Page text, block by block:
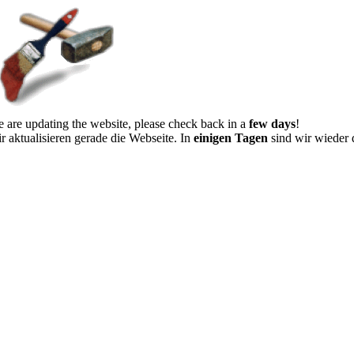
are updating the website, please check back in a few days!
aktualisieren gerade die Webseite. In einigen Tagen sind wir wieder